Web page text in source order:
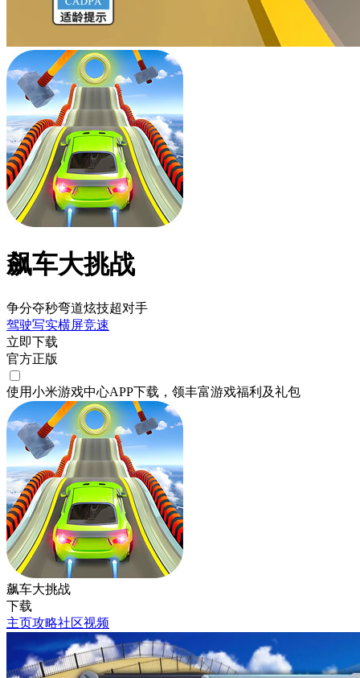
飙车大挑战
争分夺秒弯道炫技超对手
驾驶写实横屏竞速
立即下载
官方正版
使用小米游戏中心APP下载 ，领丰富游戏福利 及礼包
飙车大挑战
下载
主页攻略社区视频